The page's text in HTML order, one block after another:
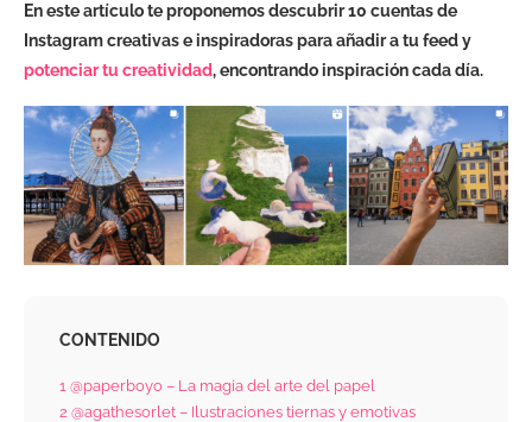
En este artículo te proponemos descubrir 10 cuentas de
Instagram creativas e inspiradoras para añadir a tu feed y
potenciar tu creatividad, encontrando inspiración cada día.
CONTENIDO
1 @paperboyo – La magia del arte del papel
2 @agathesorlet – Ilustraciones tiernas y emotivas